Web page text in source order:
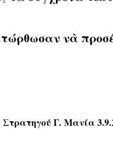
νὰ
Γ. Μανία